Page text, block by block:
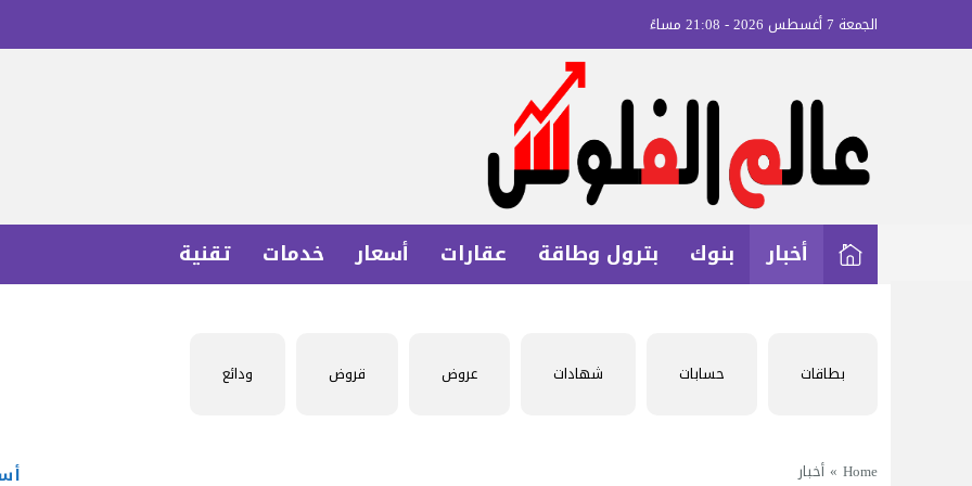
الجمعة 7 أغسطس 2026 - 21:08 مساءً
أخبار بنوك بترول وطاقة عقارات أسعار خدمات تقنية
بطاقات حسابات شهادات عروض قروض ودائع
Home
» أخبار